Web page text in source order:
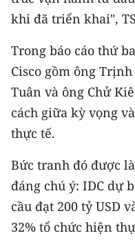
khi đã triển khai",
Trong báo cáo thứ
Cisco gồm ông
Tuân và ông Chử
cách giữa kỳ vọng
thực tế.
Bức tranh đó được
đáng chú ý: IDC dự
cầu đạt 200 tỷ USD
32% tổ chức hiện